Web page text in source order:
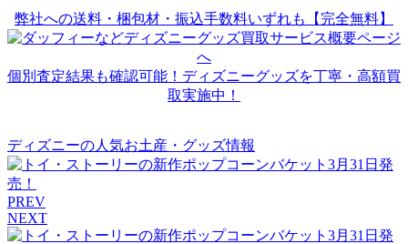
弊社への送料・梱包材・振込手数料いずれも【完全無料】
個別査定結果も確認可能！ディズニーグッズを丁寧・高額買
取実施中！
ディズニーの人気お土産・グッズ情報
PREV
NEXT